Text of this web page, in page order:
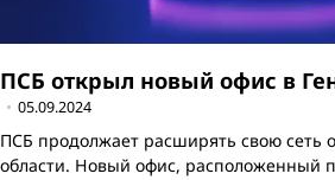
ПСБ открыл новый офис в
05.09.2024
ПСБ продолжает расширять свою сеть
области. Новый офис, расположенный